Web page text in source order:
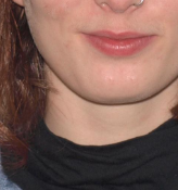
Andrea Balloch
Cine / Arte
Atrecista